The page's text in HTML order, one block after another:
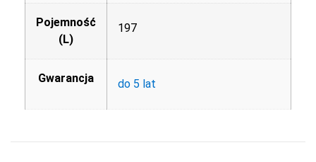
Pojemność
(L)
197
Gwarancja do 5 lat